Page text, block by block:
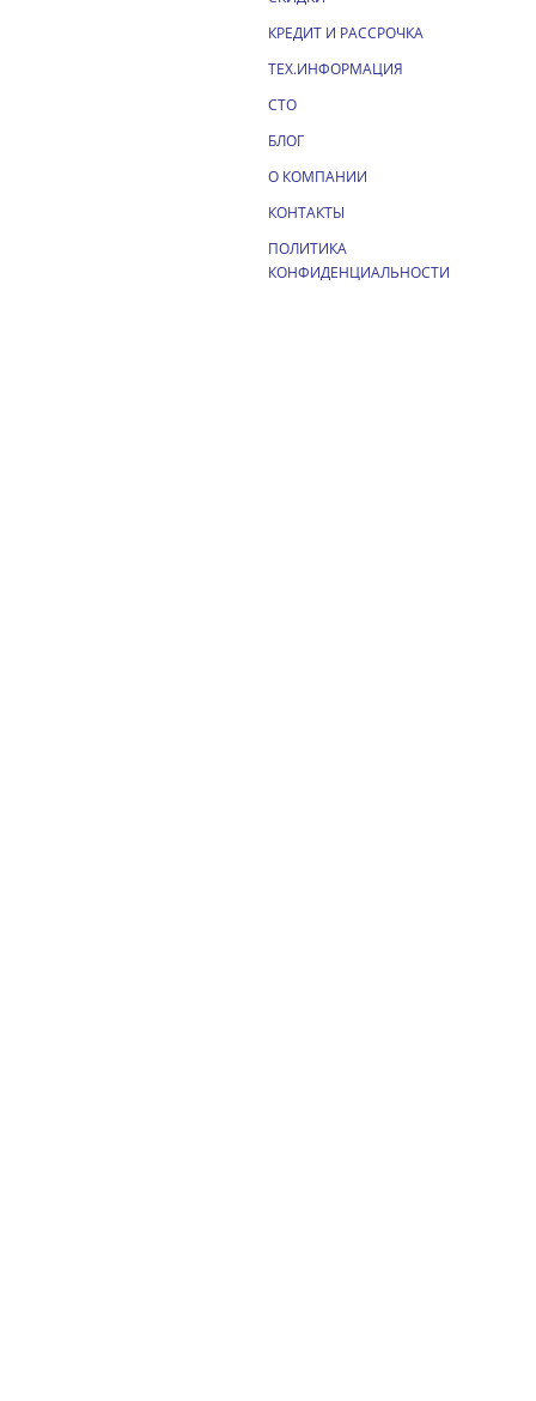
КРЕДИТ И РАССРОЧКА
ТЕХ.ИНФОРМАЦИЯ
СТО
БЛОГ
О КОМПАНИИ
КОНТАКТЫ
ПОЛИТИКА
КОНФИДЕНЦИАЛЬНОСТИ